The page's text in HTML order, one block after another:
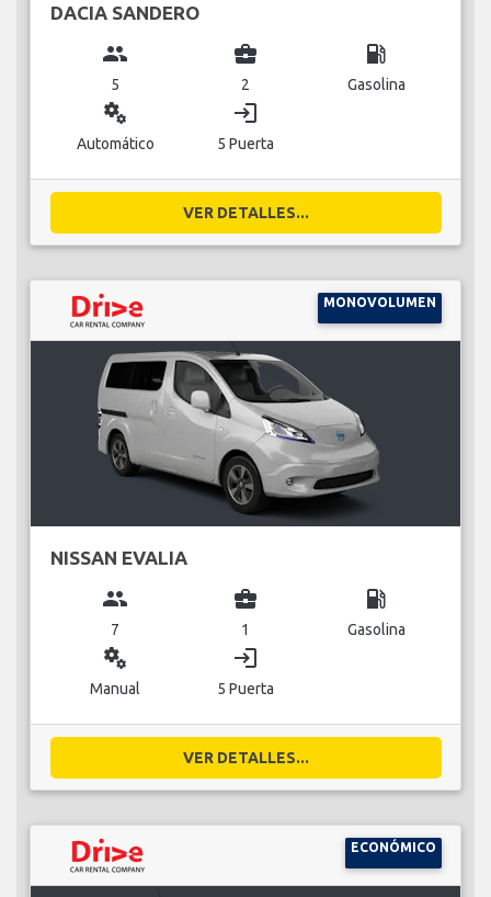
DACIA SANDERO
group
5
business_center
2
local_gas_station
Gasolina
miscellaneous_services
Automático
login
5 Puerta
VER DETALLES...
MONOVOLUMEN
NISSAN EVALIA
group
7
business_center
1
local_gas_station
Gasolina
miscellaneous_services
Manual
login
5 Puerta
VER DETALLES...
ECONÓMICO